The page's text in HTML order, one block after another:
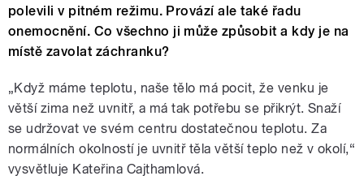
polevili v pitném režimu. Provází ale také řadu
onemocnění. Co všechno ji může způsobit a kdy je na
místě zavolat záchranku?
„Když máme teplotu, naše tělo má pocit, že venku je
větší zima než uvnitř, a má tak potřebu se přikrýt. Snaží
se udržovat ve svém centru dostatečnou teplotu. Za
normálních okolností je uvnitř těla větší teplo než v okolí,“
vysvětluje Kateřina Cajthamlová.